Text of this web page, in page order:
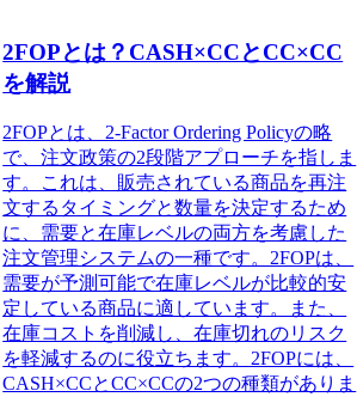
2FOPとは？CASH×CCとCC×CC
を解説
2FOPとは、2-Factor Ordering Policyの略
で、注文政策の2段階アプローチを指しま
す。これは、販売されている商品を再注
文するタイミングと数量を決定するため
に、需要と在庫レベルの両方を考慮した
注文管理システムの一種です。2FOPは、
需要が予測可能で在庫レベルが比較的安
定している商品に適しています。また、
在庫コストを削減し、在庫切れのリスク
を軽減するのに役立ちます。2FOPには、
CASH×CCとCC×CCの2つの種類がありま